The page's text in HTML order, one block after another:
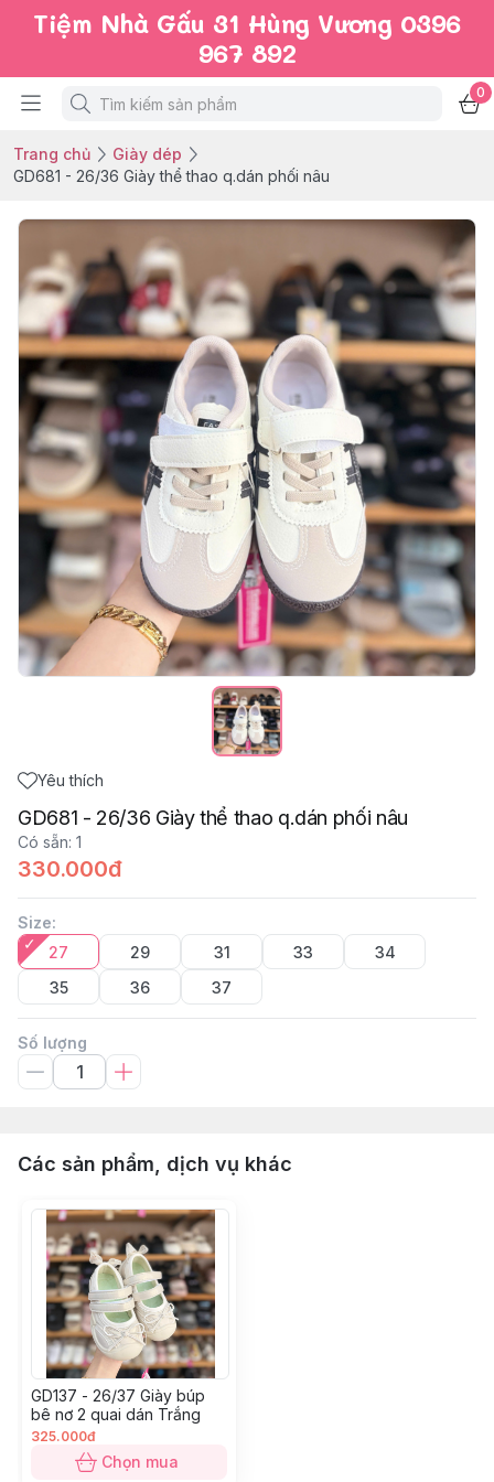
Tiệm Nhà Gấu 31 Hùng Vương 0396
967 892
0
Trang chủ
Giày dép
GD681 - 26/36 Giày thể thao q.dán phối nâu
Yêu thích
GD681 - 26/36 Giày thể thao q.dán phối nâu
Có sẵn: 1
330.000đ
Size:
27
29 31 33
34
35
36 37
Số lượng
Các sản phẩm, dịch vụ khác
GD137 - 26/37 Giày búp
bê nơ 2 quai dán Trắng
325.000đ
Chọn mua